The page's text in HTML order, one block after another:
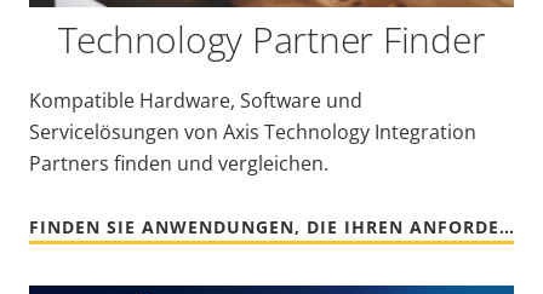
Technology Partner Finder
Kompatible Hardware, Software und
Servicelösungen von Axis Technology Integration
Partners finden und vergleichen.
FINDEN SIE ANWENDUNGEN, DIE IHREN ANFORDERUNGEN GERECHT WERDEN